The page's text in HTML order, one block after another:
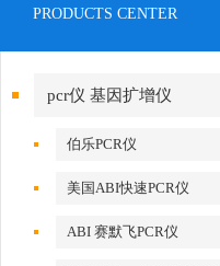
PRODUCTS CENTER
pcr仪 基因扩增仪
伯乐PCR仪
美国ABI快速PCR仪
ABI 赛默飞PCR仪